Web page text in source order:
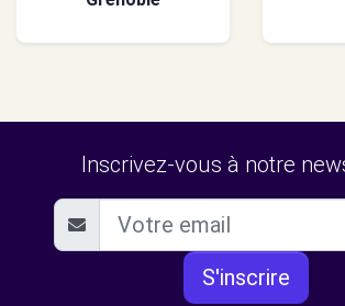
Inscrivez-vous à notre
S'inscrire